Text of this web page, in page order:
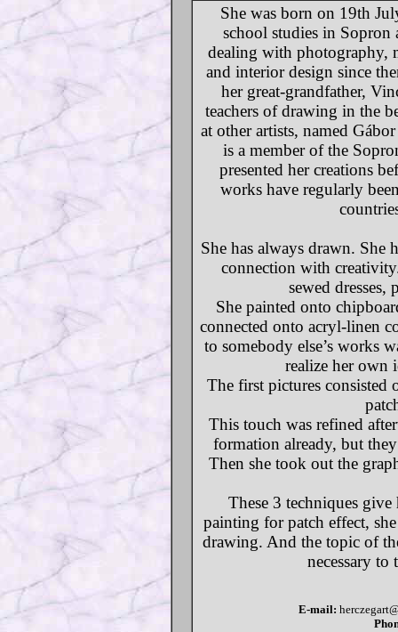
She was born on 19th
school studies in Sopron
dealing with photography,
and interior design since
her great-grandfather,
teachers of drawing in the
at other artists, named
is a member of the
presented her creations
works have regularly
She has always drawn. She
connection with
sewed dresses,
She painted onto
connected onto acryl-linen
to somebody else’s works
realize her own
The first pictures consisted
This touch was refined
formation already, but
Then she took out the
These 3 techniques
painting for patch effect,
drawing. And the topic of
necessary to
E-mail: